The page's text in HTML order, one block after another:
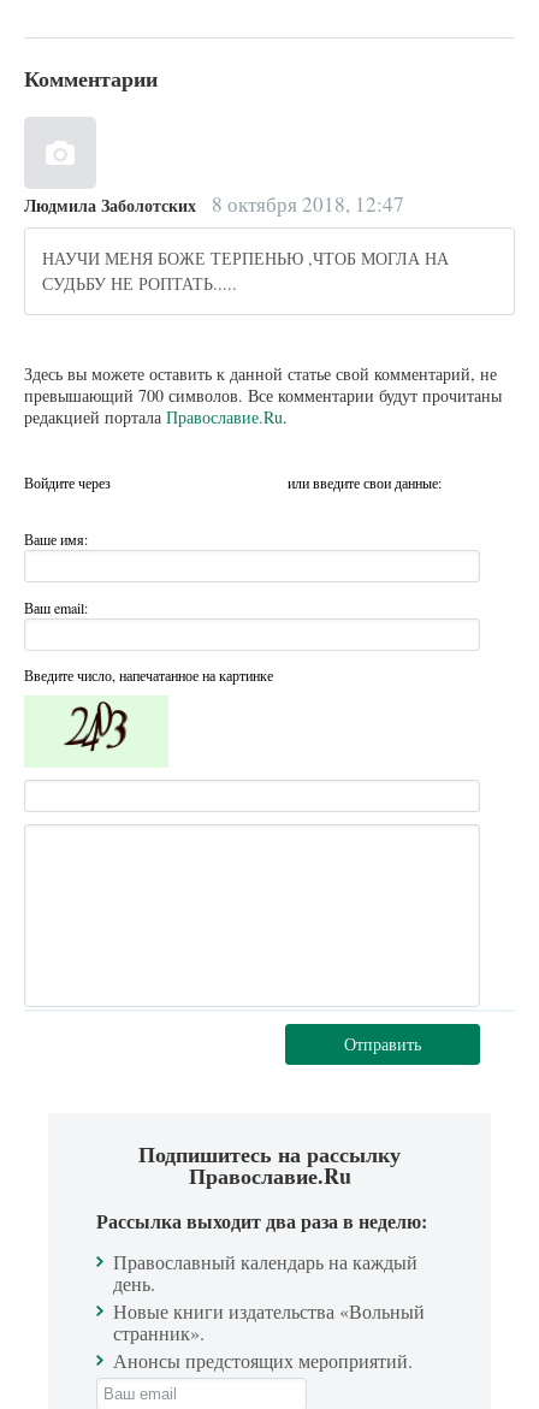
Комментарии
Людмила Заболотских 8 октября 2018, 12:47
НАУЧИ МЕНЯ БОЖЕ ТЕРПЕНЬЮ ,ЧТОБ МОГЛА НА
СУДЬБУ НЕ РОПТАТЬ.....
Здесь вы можете оставить к данной статье свой комментарий, не
превышающий 700 символов. Все комментарии будут прочитаны
редакцией портала Православие.Ru.
Войдите через или введите свои данные:
Ваше имя:
Ваш email:
Введите число, напечатанное на картинке
Отправить
Подпишитесь на рассылку
Православие.Ru
Рассылка выходит два раза в неделю:
Православный календарь на каждый
день.
Новые книги издательства «Вольный
странник».
Анонсы предстоящих мероприятий.